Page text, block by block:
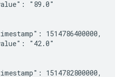
"89.0"
1514786400000,
"42.0"
1514782800000,